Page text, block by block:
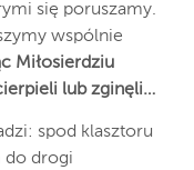
się poruszamy.
wspólnie
Miłosierdziu
lub zginęli…
spod klasztoru
do drogi